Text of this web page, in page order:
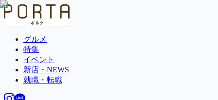
グルメ
特集
イベント
新店・NEWS
就職・転職